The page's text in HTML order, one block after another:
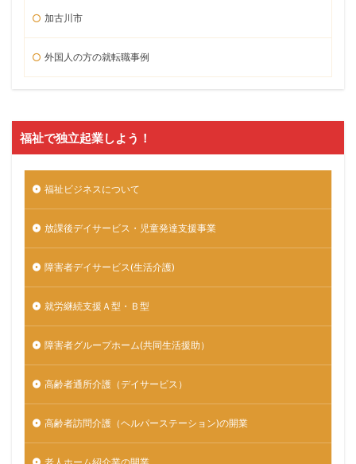
加古川市
外国人の方の就転職事例
福祉で独立起業しよう！
福祉ビジネスについて
放課後デイサービス・児童発達支援事業
障害者デイサービス(生活介護)
就労継続支援Ａ型・Ｂ型
障害者グループホーム(共同生活援助）
高齢者通所介護（デイサービス）
高齢者訪問介護（ヘルパーステーション)の開業
老人ホーム紹介業の開業